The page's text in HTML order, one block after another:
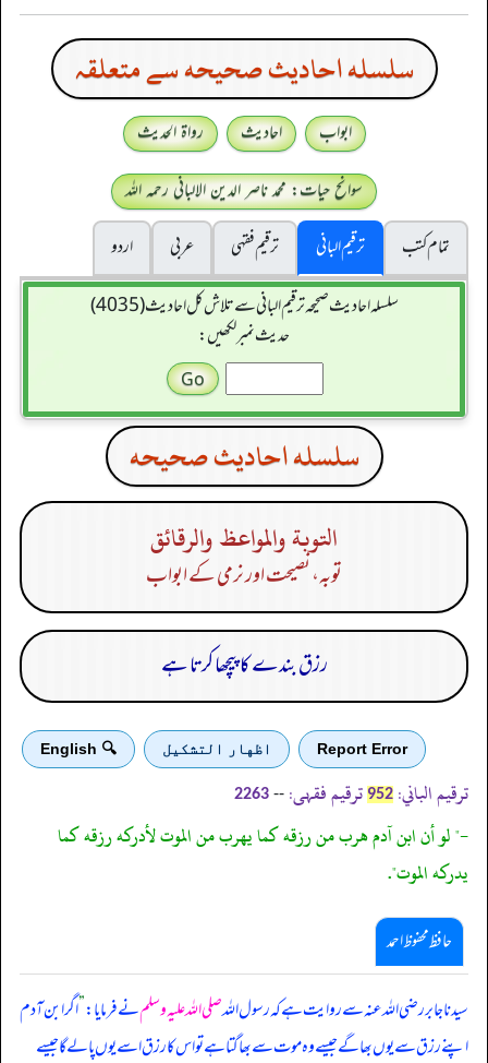
سلسله احاديث صحيحه سے متعلقہ
ابواب احادیث
رواۃ الحدیث
سوانح حیات: محمد ناصر الدین الالبانی رحمہ اللہ
تمام کتب
ترقیم البانی ترقيم فقہی عربی
اردو
سلسله احاديث صحيحه ترقیم البانی سے تلاش کل احادیث (4035)
حدیث نمبر لکھیں:
سلسله احاديث صحيحه
التوبة والمواعظ والرقائق
توبہ، نصیحت اور نرمی کے ابواب
رزق بندے کا پیچھا کرتا ہے
Report Error اظهار التشكيل 🔍 English
ترقیم الباني: 952 ترقیم فقہی: --
2263
-" لو أن ابن آدم هرب من رزقه كما يهرب من الموت لأدركه رزقه كما
يدركه الموت".
حافظ محفوظ احمد
سیدنا جابر رضی اللہ عنہ سے روایت ہے کہ رسول اللہصلی اللہ علیہ وسلمنے فرمایا:”اگر ابن آدم
اپنے رزق سے یوں بھاگے جیسے وہ موت سے بھاگتا ہے تو اس کا رزق اسے یوں پا لے گا جیسے